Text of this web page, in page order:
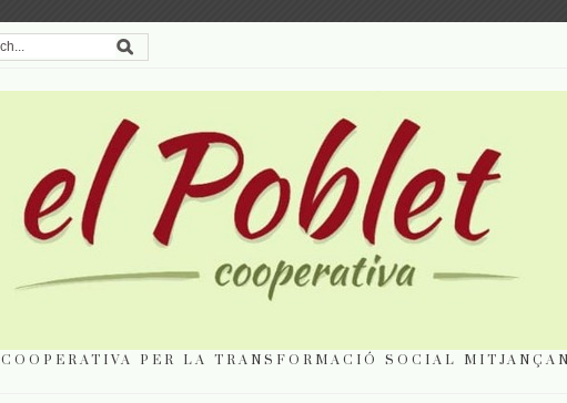
COOPERATIVA PER LA TRANSFORMACIÓ SOCIAL